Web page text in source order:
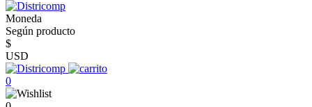
Moneda
Según producto
$
USD
0